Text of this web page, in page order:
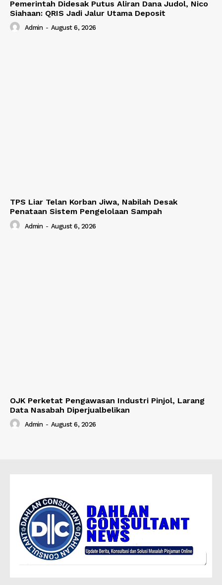
Pemerintah Didesak Putus Aliran Dana Judol, Nico
Siahaan: QRIS Jadi Jalur Utama Deposit
Admin - August 6, 2026
TPS Liar Telan Korban Jiwa, Nabilah Desak
Penataan Sistem Pengelolaan Sampah
Admin - August 6, 2026
OJK Perketat Pengawasan Industri Pinjol, Larang
Data Nasabah Diperjualbelikan
Admin - August 6, 2026